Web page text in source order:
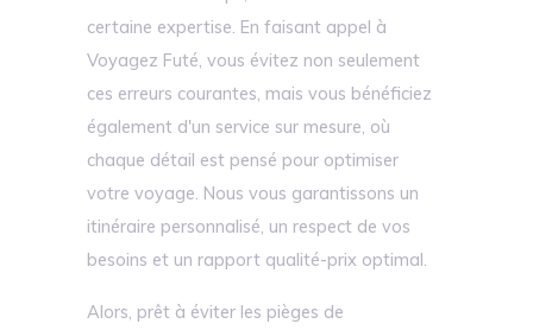
certaine expertise. En faisant appel à
Voyagez Futé, vous évitez non seulement
ces erreurs courantes, mais vous bénéficiez
également d'un service sur mesure, où
chaque détail est pensé pour optimiser
votre voyage. Nous vous garantissons un
itinéraire personnalisé, un respect de vos
besoins et un rapport qualité-prix optimal.
Alors, prêt à éviter les pièges de